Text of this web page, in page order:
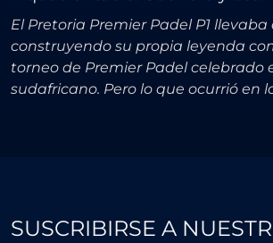
en Pretoria
El Pretoria Premier Padel P1 llevaba
construyendo su propia leyenda
torneo de Premier Padel celebrado
sudafricano. Pero lo que ocurrió en
SUSCRIBIRSE A